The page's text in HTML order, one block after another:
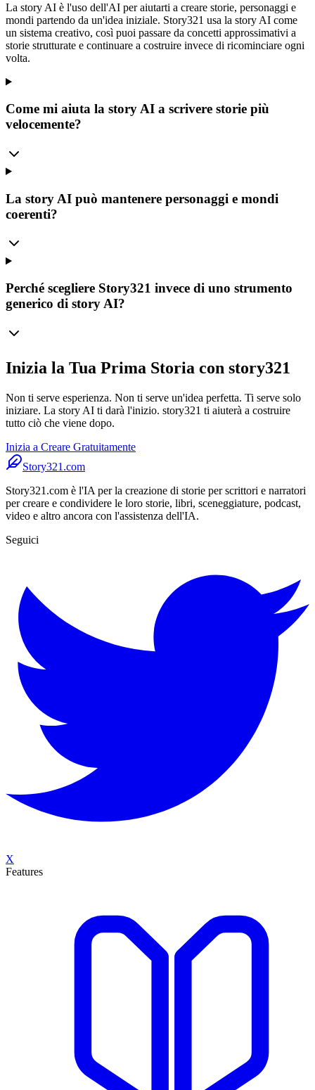
La story AI è l'uso dell'AI per aiutarti a creare storie, personaggi e
mondi partendo da un'idea iniziale. Story321 usa la story AI come
un sistema creativo, così puoi passare da concetti approssimativi a
storie strutturate e continuare a costruire invece di ricominciare ogni
volta.
Come mi aiuta la story AI a scrivere storie più
velocemente?
La story AI può mantenere personaggi e mondi
coerenti?
Perché scegliere Story321 invece di uno strumento
generico di story AI?
Inizia la Tua Prima Storia con story321
Non ti serve esperienza. Non ti serve un'idea perfetta. Ti serve solo
iniziare. La story AI ti darà l'inizio. story321 ti aiuterà a costruire
tutto ciò che viene dopo.
Inizia a Creare Gratuitamente
Story321.com
Story321.com è l'IA per la creazione di storie per scrittori e narratori
per creare e condividere le loro storie, libri, sceneggiature, podcast,
video e altro ancora con l'assistenza dell'IA.
Seguici
X
Features